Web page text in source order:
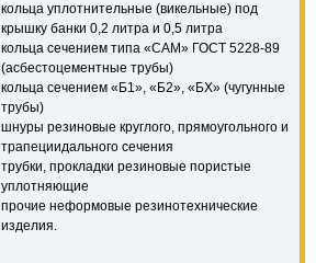
кольца уплотнительные (викельные) под
крышку банки 0,2 литра и 0,5 литра
кольца сечением типа «САМ» ГОСТ 5228-89
(асбестоцементные трубы)
кольца сечением «Б1», «Б2», «БХ» (чугунные
трубы)
шнуры резиновые круглого, прямоугольного и
трапециидального сечения
трубки, прокладки резиновые пористые
уплотняющие
прочие неформовые резинотехнические
изделия.